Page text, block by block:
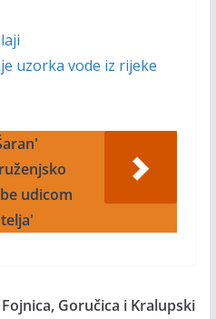
uzorka vode iz rijeke
udicom
Goručica i Kralupski